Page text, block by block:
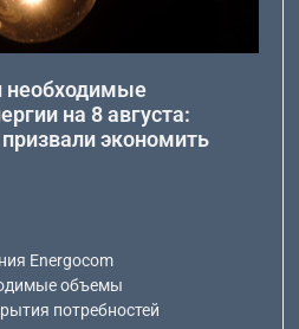
необходимые
на 8 августа:
экономить
Energocom
объемы
потребностей